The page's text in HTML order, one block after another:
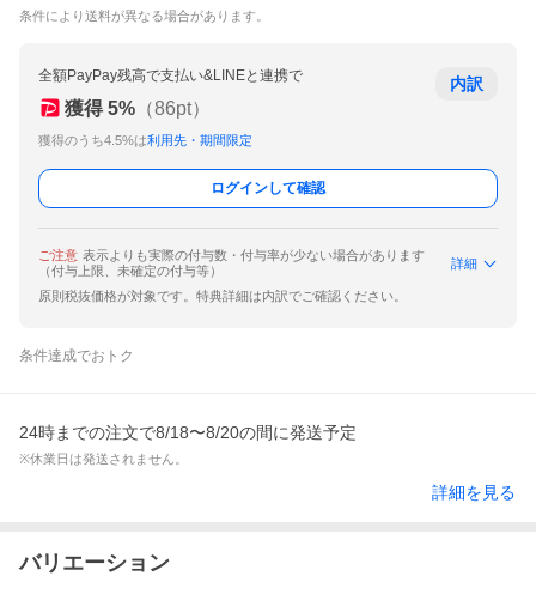
条件により送料が異なる場合があります。
全額PayPay残高で支払い&LINEと連携で
獲得 5% （86pt）
獲得のうち4.5%は利用先・期間限定
内訳
ログインして確認
ご注意 表示よりも実際の付与数・付与率が少ない場合があります
（付与上限、未確定の付与等）
詳細
原則税抜価格が対象です。特典詳細は内訳でご確認ください。
条件達成でおトク
24時までの注文で8/18〜8/20の間に発送予定
※休業日は発送されません。
詳細を見る
バリエーション